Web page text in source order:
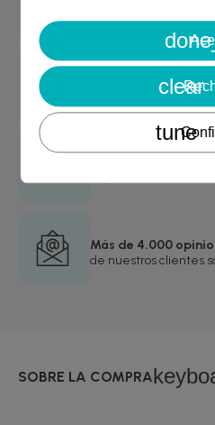
Garantía de
24/48 horas
Más de 4.000
de nuestros clientes
SOBRE LA COMPRA
Cancelar
clear
tune